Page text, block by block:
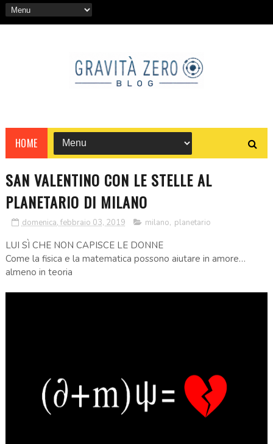
HOME
SAN VALENTINO CON LE STELLE AL
PLANETARIO DI MILANO
domenica, febbraio 03, 2019 milano, planetario
LUI SÌ CHE NON CAPISCE LE DONNE
Come la fisica e la matematica possono aiutare in amore…
almeno in teoria